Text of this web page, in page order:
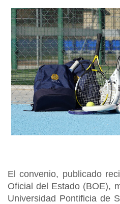
El convenio, publicado
Oficial del Estado (BOE),
Universidad Pontificia de